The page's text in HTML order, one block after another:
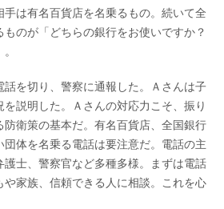
手は有名百貨店を名乗るもの。続いて全
ものが「どちらの銀行をお使いですか？
話を切り、警察に通報した。Ａさんは子
を説明した。Ａさんの対応力こそ、振り
衛策の基本だ。有名百貨店、全国銀行
体を名乗る電話は要注意だ。電話の主
護士、警察官など多種多様。まずは電話
や家族、信頼できる人に相談。これを心